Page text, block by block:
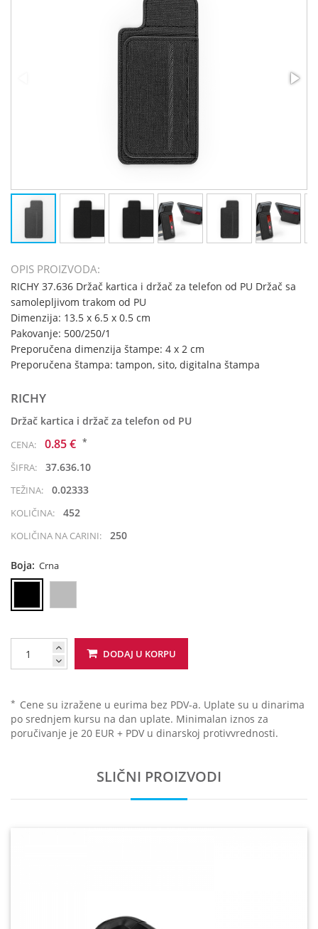
OPIS PROIZVODA:
RICHY 37.636 Držač kartica i držač za telefon od PU Držač sa
samolepljivom trakom od PU
Dimenzija: 13.5 x 6.5 x 0.5 cm
Pakovanje: 500/250/1
Preporučena dimenzija štampe: 4 x 2 cm
Preporučena štampa: tampon, sito, digitalna štampa
RICHY
Držač kartica i držač za telefon od PU
CENA: 0.85 € *
ŠIFRA: 37.636.10
TEŽINA: 0.02333
KOLIČINA: 452
KOLIČINA NA CARINI: 250
Boja: Crna
DODAJ U KORPU
* Cene su izražene u eurima bez PDV-a. Uplate su u dinarima
po srednjem kursu na dan uplate. Minimalan iznos za
poručivanje je 20 EUR + PDV u dinarskoj protivvrednosti.
SLIČNI PROIZVODI